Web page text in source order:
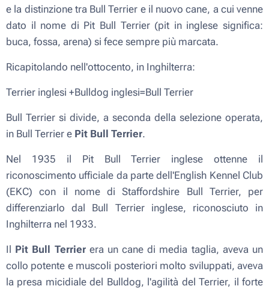
e la distinzione tra Bull Terrier e il nuovo cane, a cui venne
dato il nome di Pit Bull Terrier (pit in inglese significa:
buca, fossa, arena) si fece sempre più marcata.
Ricapitolando nell'ottocento, in Inghilterra:
Terrier inglesi +Bulldog inglesi=Bull Terrier
Bull Terrier si divide, a seconda della selezione operata,
in Bull Terrier e Pit Bull Terrier.
Nel 1935 il Pit Bull Terrier inglese ottenne il
riconoscimento ufficiale da parte dell'English Kennel Club
(EKC) con il nome di Staffordshire Bull Terrier, per
differenziarlo dal Bull Terrier inglese, riconosciuto in
Inghilterra nel 1933.
Il Pit Bull Terrierera un cane di media taglia, aveva un
collo potente e muscoli posteriori molto sviluppati, aveva
la presa micidiale del Bulldog, l'agilità del Terrier, il forte